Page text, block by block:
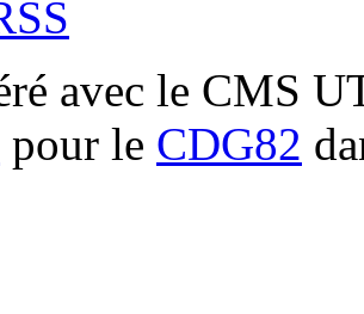
avec le CMS
pour le CDG82